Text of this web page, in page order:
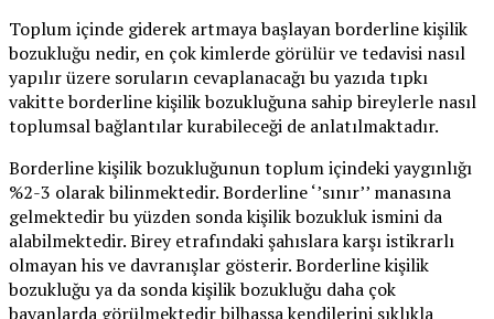
Toplum içinde giderek artmaya başlayan borderline kişilik
bozukluğu nedir, en çok kimlerde görülür ve tedavisi nasıl
yapılır üzere soruların cevaplanacağı bu yazıda tıpkı
vakitte borderline kişilik bozukluğuna sahip bireylerle nasıl
toplumsal bağlantılar kurabileceği de anlatılmaktadır.
Borderline kişilik bozukluğunun toplum içindeki yaygınlığı
%2-3 olarak bilinmektedir. Borderline ‘’sınır’’ manasına
gelmektedir bu yüzden sonda kişilik bozukluk ismini da
alabilmektedir. Birey etrafındaki şahıslara karşı istikrarlı
olmayan his ve davranışlar gösterir. Borderline kişilik
bozukluğu ya da sonda kişilik bozukluğu daha çok
bayanlarda görülmektedir bilhassa kendilerini sıklıkla